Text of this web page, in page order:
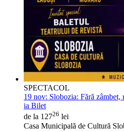
SPECTACOL
19 nov: Slobozia: Fără zâmbet,
ia Bilet
de la 12726 lei
Casa Municipală de Cultură